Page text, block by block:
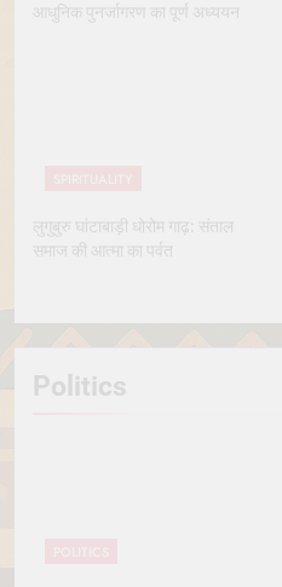
आधुनिक पुनर्जागरण का पूर्ण अध्ययन
लुगुबुरु घांटाबाड़ी धोरोम गाढ़: संताल
समाज की आत्मा का पर्वत
Politics